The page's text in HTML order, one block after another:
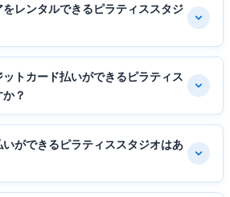
レンタルできるピラティススタジ
トカード払いができるピラティス
？
ができるピラティススタジオはあ